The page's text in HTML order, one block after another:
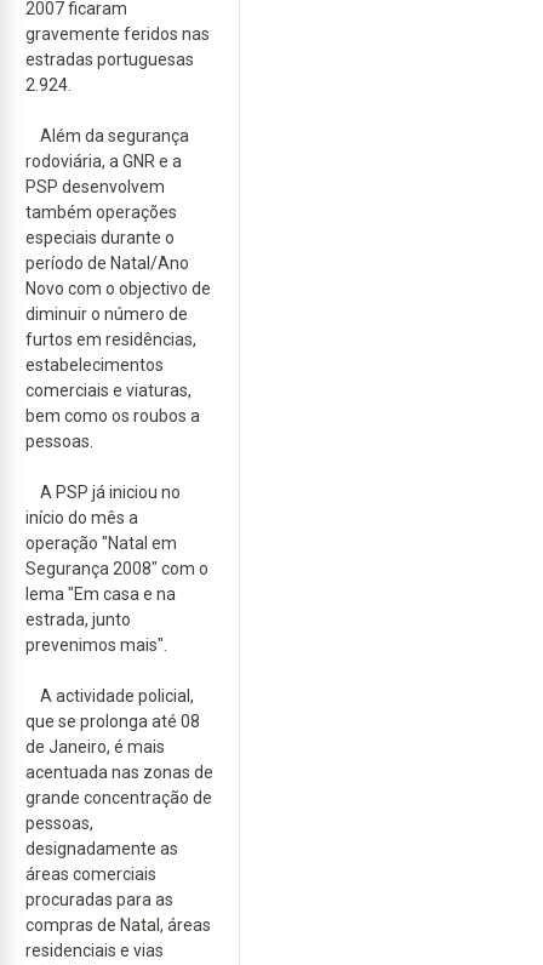
2007 ficaram
gravemente feridos nas
estradas portuguesas
2.924.
Além da segurança
rodoviária, a GNR e a
PSP desenvolvem
também operações
especiais durante o
período de Natal/Ano
Novo com o objectivo de
diminuir o número de
furtos em residências,
estabelecimentos
comerciais e viaturas,
bem como os roubos a
pessoas.
A PSP já iniciou no
início do mês a
operação "Natal em
Segurança 2008" com o
lema "Em casa e na
estrada, junto
prevenimos mais".
A actividade policial,
que se prolonga até 08
de Janeiro, é mais
acentuada nas zonas de
grande concentração de
pessoas,
designadamente as
áreas comerciais
procuradas para as
compras de Natal, áreas
residenciais e vias